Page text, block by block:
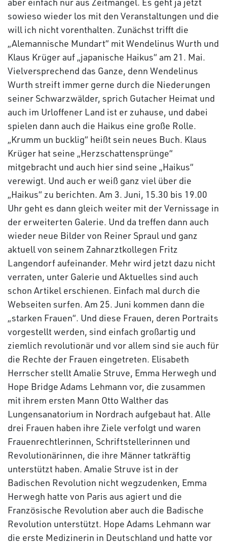
aber einfach nur aus Zeitmangel. Es geht ja jetzt
sowieso wieder los mit den Veranstaltungen und die
will ich nicht vorenthalten. Zunächst trifft die
„Alemannische Mundart“ mit Wendelinus Wurth und
Klaus Krüger auf „japanische Haikus“ am 21. Mai.
Vielversprechend das Ganze, denn Wendelinus
Wurth streift immer gerne durch die Niederungen
seiner Schwarzwälder, sprich Gutacher Heimat und
auch im Urloffener Land ist er zuhause, und dabei
spielen dann auch die Haikus eine große Rolle.
„Krumm un bucklig“ heißt sein neues Buch. Klaus
Krüger hat seine „Herzschattensprünge“
mitgebracht und auch hier sind seine „Haikus“
verewigt. Und auch er weiß ganz viel über die
„Haikus“ zu berichten. Am 3. Juni, 15.30 bis 19.00
Uhr geht es dann gleich weiter mit der Vernissage in
der erweiterten Galerie. Und da treffen dann auch
wieder neue Bilder von Reiner Spraul und ganz
aktuell von seinem Zahnarztkollegen Fritz
Langendorf aufeinander. Mehr wird jetzt dazu nicht
verraten, unter Galerie und Aktuelles sind auch
schon Artikel erschienen. Einfach mal durch die
Webseiten surfen. Am 25. Juni kommen dann die
„starken Frauen“. Und diese Frauen, deren Portraits
vorgestellt werden, sind einfach großartig und
ziemlich revolutionär und vor allem sind sie auch für
die Rechte der Frauen eingetreten. Elisabeth
Herrscher stellt Amalie Struve, Emma Herwegh und
Hope Bridge Adams Lehmann vor, die zusammen
mit ihrem ersten Mann Otto Walther das
Lungensanatorium in Nordrach aufgebaut hat. Alle
drei Frauen haben ihre Ziele verfolgt und waren
Frauenrechtlerinnen, Schriftstellerinnen und
Revolutionärinnen, die ihre Männer tatkräftig
unterstützt haben. Amalie Struve ist in der
Badischen Revolution nicht wegzudenken, Emma
Herwegh hatte von Paris aus agiert und die
Französische Revolution aber auch die Badische
Revolution unterstützt. Hope Adams Lehmann war
die erste Medizinerin in Deutschland und hatte vor